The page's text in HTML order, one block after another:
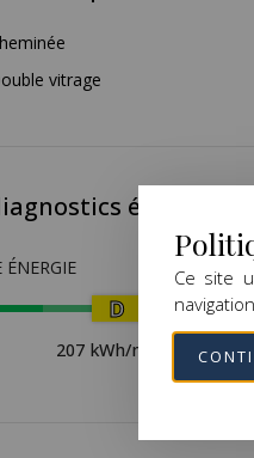
est évidemment
constitué de
potentiel de randonnée à
vitrage
ÉNERGIE
D
207 kWh/m².an
Ce site